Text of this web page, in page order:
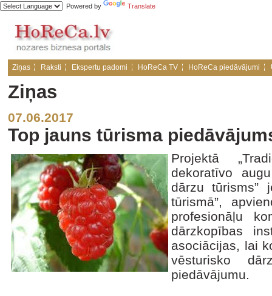
Powered by Translate
Ziņas Raksti Ekspertu padomi HoReCa TV HoReCa piedāvājumi
Ziņas
07.06.2017
Top jauns tūrisma
Projektā
dekoratīvo
dārzu tūrisms”
tūrismā”,
profesionāļu
dārzkopības
asociācijas, lai
vēsturisko
piedāvājumu.